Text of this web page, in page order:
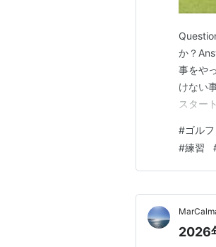
か？
事をや
けない
スター
ない事
いたり
#ゴルフ
#練習
2026